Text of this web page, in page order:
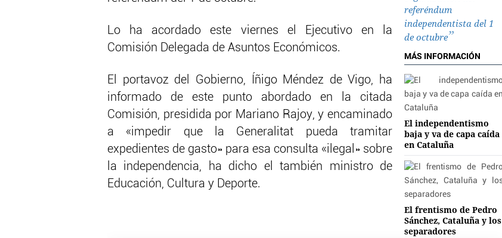
referéndum
independentista del 1
de octubre
MÁS INFORMACIÓN
El independentismo
baja y va de capa caída
en Cataluña
El frentismo de Pedro
Sánchez, Cataluña y los
separadores
Lo ha acordado este viernes el Ejecutivo en la
Comisión Delegada de Asuntos Económicos.
El portavoz del Gobierno, Íñigo Méndez de Vigo, ha
informado de este punto abordado en la citada
Comisión, presidida por Mariano Rajoy, y encaminado
a «impedir que la Generalitat pueda tramitar
expedientes de gasto» para esa consulta «ilegal» sobre
la independencia, ha dicho el también ministro de
Educación, Cultura y Deporte.